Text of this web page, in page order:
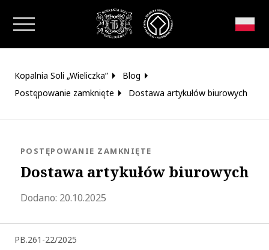
Zamknij okno
Kopalnia Soli „Wieliczka”
Blog
Postępowanie zamknięte
Dostawa artykułów biurowych
Dostawa artykułów biurowych
KATEGORIA:
POSTĘPOWANIE ZAMKNIĘTE
Dodano: 20.10.2025Zaktualizowano 2025-11-07 11:51:31
PB.261-22/2025